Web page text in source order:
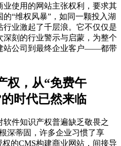
使用的网站主张权利，要求其
“维权风暴”，如同一颗投入湖
业激起了千层浪。它不仅仅是
刻的行业警示与启蒙，为整个
公司到最终企业客户——都带
权，从“免费午
时代已然来临
件知识产权普遍缺乏敬畏之
深蒂固，许多企业习惯了享
的CMS构建商业网站，间接导